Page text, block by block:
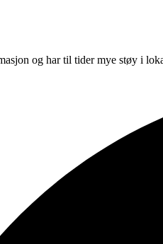
og har til tider mye støy i